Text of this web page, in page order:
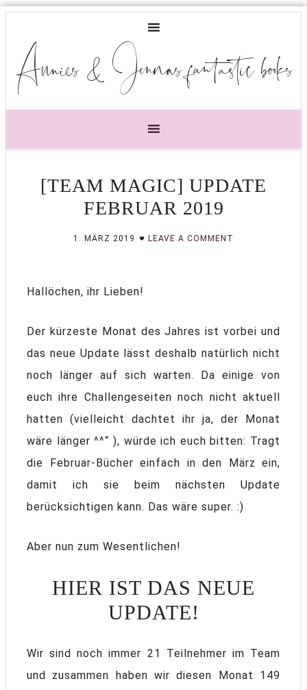
Annies & Jennas fantastic books
[TEAM MAGIC] UPDATE
FEBRUAR 2019
1. MÄRZ 2019 LEAVE A COMMENT
Hallöchen, ihr Lieben!
Der kürzeste Monat des Jahres ist vorbei und
das neue Update lässt deshalb natürlich nicht
noch länger auf sich warten. Da einige von
euch ihre Challengeseiten noch nicht aktuell
hatten (vielleicht dachtet ihr ja, der Monat
wäre länger ^^“ ), würde ich euch bitten: Tragt
die Februar-Bücher einfach in den März ein,
damit ich sie beim nächsten Update
berücksichtigen kann. Das wäre super. :)
Aber nun zum Wesentlichen!
HIER IST DAS NEUE
UPDATE!
Wir sind noch immer 21 Teilnehmer im Team
und zusammen haben wir diesen Monat 149